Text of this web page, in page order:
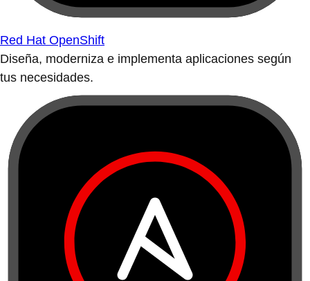
Red Hat OpenShift
Diseña, moderniza e implementa aplicaciones según
tus necesidades.